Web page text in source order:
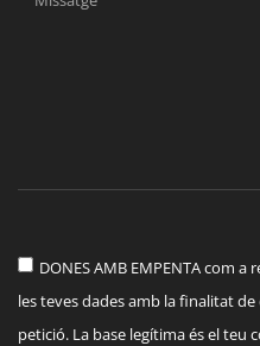
DONES AMB EMPENTA com
les teves dades amb la finalitat
petició. La base legítima és el teu